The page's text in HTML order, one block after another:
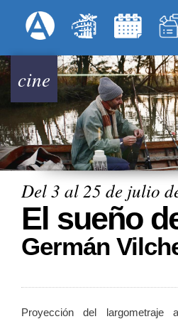
al
Menú
cine
Del 3 al 25 de julio
El sueño
Germán
Proyección del largometraje